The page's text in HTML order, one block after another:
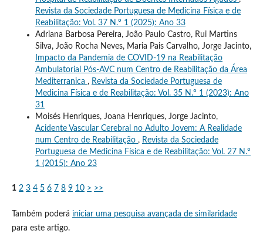
Revista da Sociedade Portuguesa de Medicina Física e de
Reabilitação: Vol. 37 N.º 1 (2025): Ano 33
Adriana Barbosa Pereira, João Paulo Castro, Rui Martins
Silva, João Rocha Neves, Maria Pais Carvalho, Jorge Jacinto,
Impacto da Pandemia de COVID-19 na Reabilitação
Ambulatorial Pós-AVC num Centro de Reabilitação da Área
Mediterranica , Revista da Sociedade Portuguesa de
Medicina Física e de Reabilitação: Vol. 35 N.º 1 (2023): Ano
31
Moisés Henriques, Joana Henriques, Jorge Jacinto,
Acidente Vascular Cerebral no Adulto Jovem: A Realidade
num Centro de Reabilitação , Revista da Sociedade
Portuguesa de Medicina Física e de Reabilitação: Vol. 27 N.º
1 (2015): Ano 23
1 2 3 4 5 6 7 8 9 10 > >>
Também poderá iniciar uma pesquisa avançada de similaridade
para este artigo.